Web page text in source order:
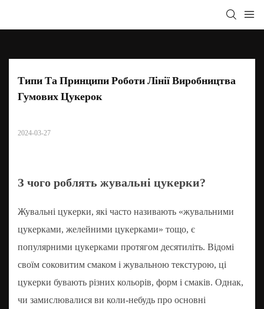
Типи Та Принципи Роботи Лінії Виробництва
Гумових Цукерок
2024-03-27
З чого роблять жувальні цукерки?
Жувальні цукерки, які часто називають «жувальними
цукерками, желейними цукерками» тощо, є
популярними цукерками протягом десятиліть. Відомі
своїм соковитим смаком і жувальною текстурою, ці
цукерки бувають різних кольорів, форм і смаків. Однак,
чи замислювалися ви коли-небудь про основні